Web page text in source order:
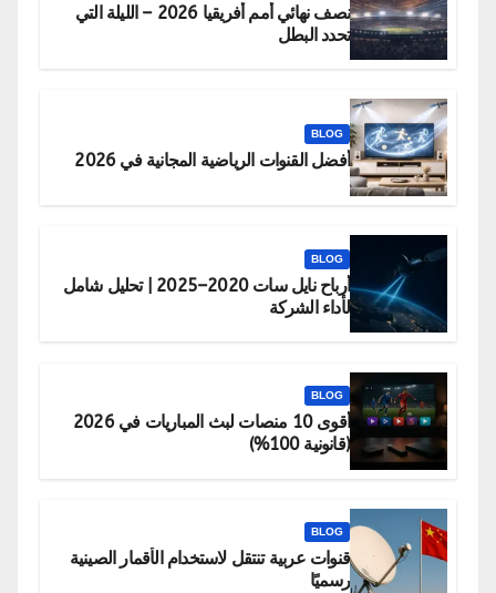
نصف نهائي أمم أفريقيا 2026 – الليلة التي
تحدد البطل
BLOG
أفضل القنوات الرياضية المجانية في 2026
BLOG
أرباح نايل سات 2020–2025 | تحليل شامل
لأداء الشركة
BLOG
أقوى 10 منصات لبث المباريات في 2026
(قانونية 100%)
BLOG
قنوات عربية تنتقل لاستخدام الأقمار الصينية
رسميًا